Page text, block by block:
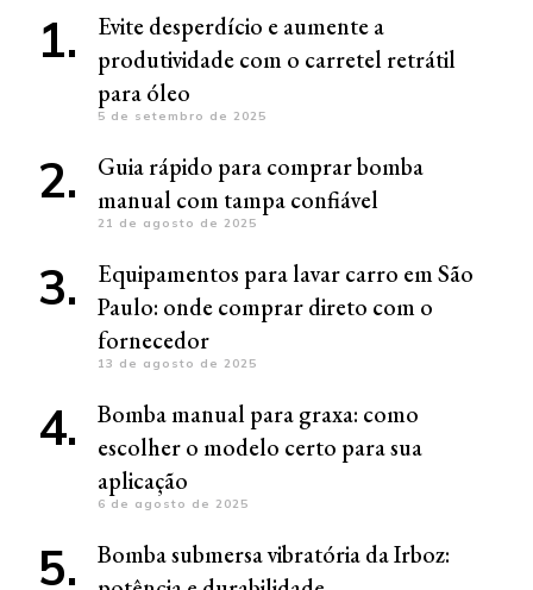
Evite desperdício e aumente a
produtividade com o carretel retrátil
para óleo
5 de setembro de 2025
Guia rápido para comprar bomba
manual com tampa confiável
21 de agosto de 2025
Equipamentos para lavar carro em São
Paulo: onde comprar direto com o
fornecedor
13 de agosto de 2025
Bomba manual para graxa: como
escolher o modelo certo para sua
aplicação
6 de agosto de 2025
Bomba submersa vibratória da Irboz: